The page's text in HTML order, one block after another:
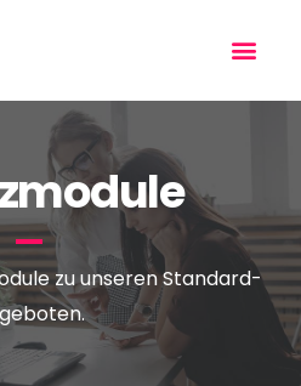
zu unseren Standard-